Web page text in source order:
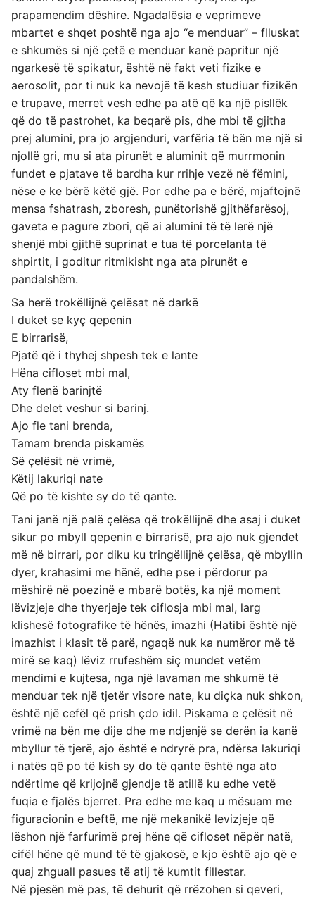
prapamendim dëshire. Ngadalësia e veprimeve
mbartet e shqet poshtë nga ajo “e menduar” – flluskat
e shkumës si një çetë e menduar kanë papritur një
ngarkesë të spikatur, është në fakt veti fizike e
aerosolit, por ti nuk ka nevojë të kesh studiuar fizikën
e trupave, merret vesh edhe pa atë që ka një pisllëk
që do të pastrohet, ka beqarë pis, dhe mbi të gjitha
prej alumini, pra jo argjenduri, varfëria të bën me një si
njollë gri, mu si ata pirunët e aluminit që murrmonin
fundet e pjatave të bardha kur rrihje vezë në fëmini,
nëse e ke bërë këtë gjë. Por edhe pa e bërë, mjaftojnë
mensa fshatrash, zboresh, punëtorishë gjithëfarësoj,
gaveta e pagure zbori, që ai alumini të të lerë një
shenjë mbi gjithë suprinat e tua të porcelanta të
shpirtit, i goditur ritmikisht nga ata pirunët e
pandalshëm.
Sa herë trokëllijnë çelësat në darkë
I duket se kyç qepenin
E birrarisë,
Pjatë që i thyhej shpesh tek e lante
Hëna cifloset mbi mal,
Aty flenë barinjtë
Dhe delet veshur si barinj.
Ajo fle tani brenda,
Tamam brenda piskamës
Së çelësit në vrimë,
Këtij lakuriqi nate
Që po të kishte sy do të qante.
Tani janë një palë çelësa që trokëllijnë dhe asaj i duket
sikur po mbyll qepenin e birrarisë, pra ajo nuk gjendet
më në birrari, por diku ku tringëllijnë çelësa, që mbyllin
dyer, krahasimi me hënë, edhe pse i përdorur pa
mëshirë në poezinë e mbarë botës, ka një moment
lëvizjeje dhe thyerjeje tek ciflosja mbi mal, larg
klishesë fotografike të hënës, imazhi (Hatibi është një
imazhist i klasit të parë, ngaqë nuk ka numëror më të
mirë se kaq) lëviz rrufeshëm siç mundet vetëm
mendimi e kujtesa, nga një lavaman me shkumë të
menduar tek një tjetër visore nate, ku diçka nuk shkon,
është një cefël që prish çdo idil. Piskama e çelësit në
vrimë na bën me dije dhe me ndjenjë se derën ia kanë
mbyllur të tjerë, ajo është e ndryrë pra, ndërsa lakuriqi
i natës që po të kish sy do të qante është nga ato
ndërtime që krijojnë gjendje të atillë ku edhe vetë
fuqia e fjalës bjerret. Pra edhe me kaq u mësuam me
figuracionin e beftë, me një mekanikë levizjeje që
lëshon një farfurimë prej hëne që cifloset nëpër natë,
cifël hëne që mund të të gjakosë, e kjo është ajo që e
quaj zhguall pasues të atij të kumtit fillestar.
Në pjesën më pas, të dehurit që rrëzohen si qeveri,